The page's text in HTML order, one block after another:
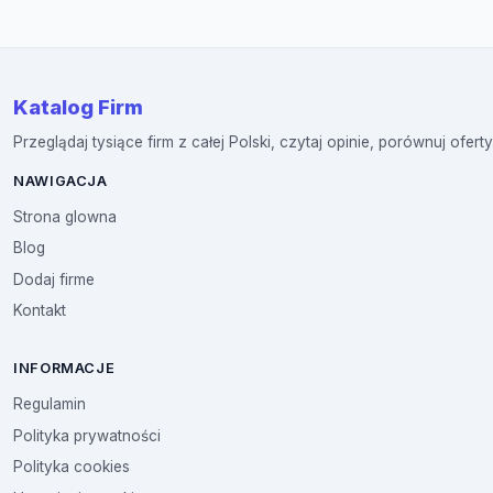
Katalog Firm
Przeglądaj tysiące firm z całej Polski, czytaj opinie, porównuj
NAWIGACJA
Strona glowna
Blog
Dodaj firme
Kontakt
INFORMACJE
Regulamin
Polityka prywatności
Polityka cookies